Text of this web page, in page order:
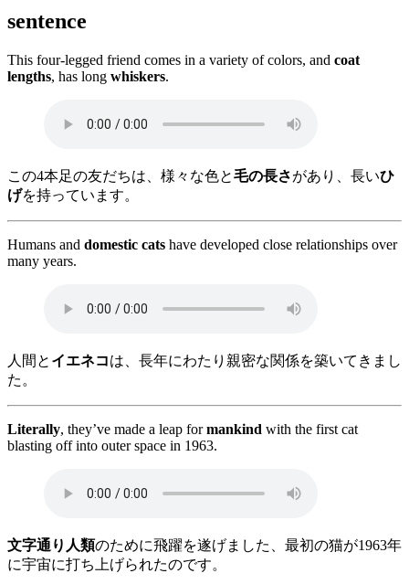
sentence
This four-legged friend comes in a variety of colors, and coat
lengths, has long whiskers.
この4本足の友だちは、様々な色と毛の長さがあり、長いひ
げを持っています。
Humans and domestic cats have developed close relationships over
many years.
人間と イエネコは、長年にわたり親密な関係を築いてきまし
た。
Literally, they’ve made a leap formankind with the first cat
blasting off into outer space in 1963.
文字通り人類のために飛躍を遂げました、最初の猫が1963年
に宇宙に打ち上げられたのです。